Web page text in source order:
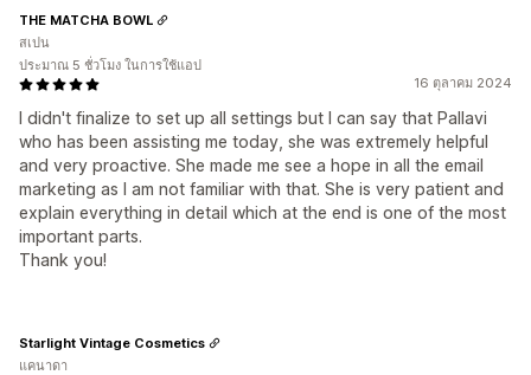
16 ตุลาคม 2024
I didn't finalize to set up all settings but I can say that Pallavi
who has been assisting me today, she was extremely helpful
and very proactive. She made me see a hope in all the email
marketing as I am not familiar with that. She is very patient and
explain everything in detail which at the end is one of the most
important parts.
Thank you!
THE MATCHA BOWL
สเปน
ประมาณ 5 ชั่วโมง ในการใช้แอป
Starlight Vintage Cosmetics
แคนาดา